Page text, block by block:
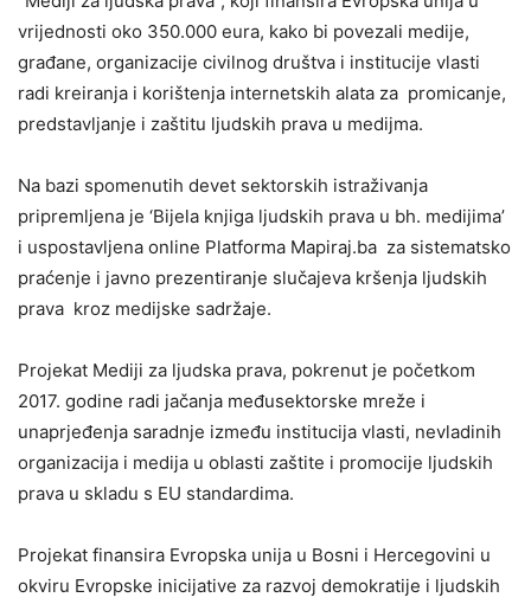
vrijednosti oko 350.000 eura, kako bi povezali medije,
građane, organizacije civilnog društva i institucije vlasti
radi kreiranja i korištenja internetskih alata za promicanje,
predstavljanje i zaštitu ljudskih prava u medijma.
Na bazi spomenutih devet sektorskih istraživanja
pripremljena je ‘Bijela knjiga ljudskih prava u bh. medijima’
i uspostavljena online Platforma Mapiraj.ba za sistematsko
praćenje i javno prezentiranje slučajeva kršenja ljudskih
prava kroz medijske sadržaje.
Projekat Mediji za ljudska prava, pokrenut je početkom
2017. godine radi jačanja međusektorske mreže i
unaprjeđenja saradnje između institucija vlasti, nevladinih
organizacija i medija u oblasti zaštite i promocije ljudskih
prava u skladu s EU standardima.
Projekat finansira Evropska unija u Bosni i Hercegovini u
okviru Evropske inicijative za razvoj demokratije i ljudskih